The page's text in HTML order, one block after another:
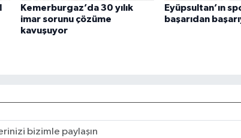
Kemerburgaz’da 30 yılık
imar sorunu çözüme
kavuşuyor
Eyüpsultan’ın
başarıdan